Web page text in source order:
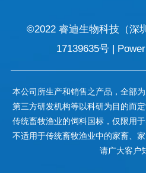
©2022 睿迪生物科技（深
17139635号 |
本公司所生产和销售之产品，全部
第三方研发机构等以科研为目的而
传统畜牧渔业的饲料国标，仅限用
不适用于传统畜牧渔业中的家畜、
请广大客户